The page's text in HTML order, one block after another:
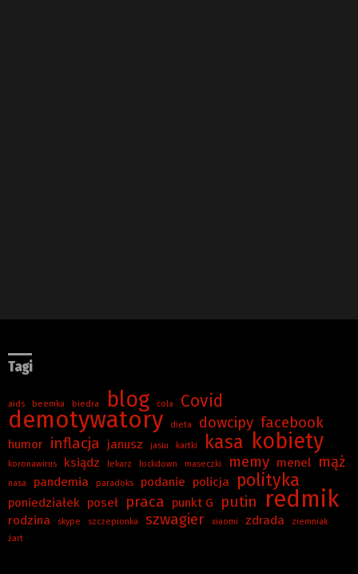
Tagi
aids beemka biedra blog cola Covid
demotywatory dieta dowcipy facebook
humor inflacja janusz jasiu kartki kasa kobiety
koronawirus ksiądz lekarz lockdown maseczki memy menel mąż
nasa pandemia paradoks podanie policja polityka
poniedziałek poseł praca punkt G putin redmik
rodzina skype szczepionka szwagier xiaomi zdrada
ziemniak
żart